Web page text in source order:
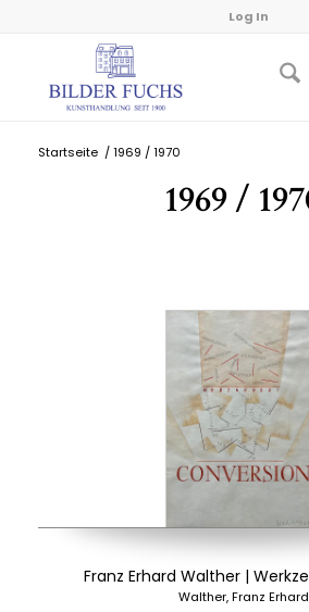
Log In
Startseite / 1969 / 1970
1969 /
Franz Erhard Walther |
Walther, Franz Erhard